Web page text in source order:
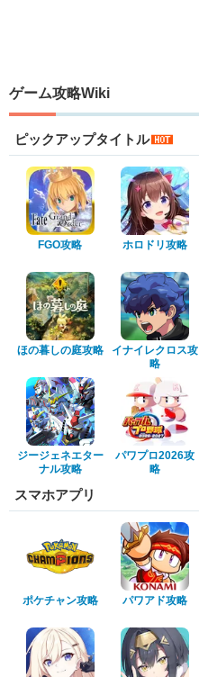
ゲーム攻略Wiki
ピックアップタイトル
FGO攻略 ホロドリ攻略
ほの暮しの庭攻略
イナイレクロス攻
略
ジージェネエター
ナル攻略
パワプロ2026攻
略
スマホアプリ
ポケチャン攻略 パワアド攻略